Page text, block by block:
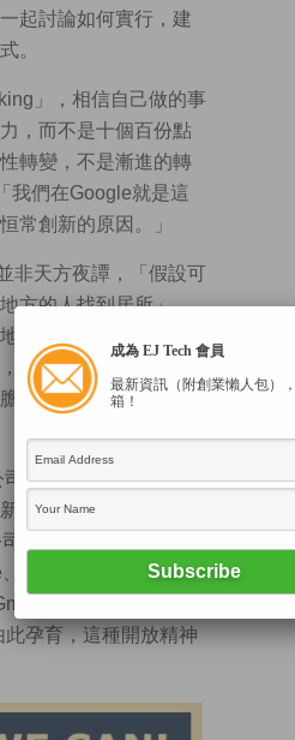
起討論如何實行，建
。
」，相信自己做的事
，而不是十個百份點
轉變，不是漸進的轉
我們在Google就是這
常創新的原因。」
非天方夜譚，「假設可
方的人找到居所」、
方，可以在幾分鐘內
自己不需要再買
的構想，造就了
文化最廣為人知的一
時間」，自由花上
內部進行微型創業，
新聞閱讀平台Google
、和通訊軟體
此孕育，這種開放精神
成為 EJ Tech 會員
最新資訊（附創業懶人包）
箱！